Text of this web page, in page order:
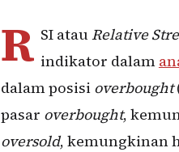
R SI atauRelative
indikator dalam
dalam posisi overbought
pasar overbought,
oversold, kemungkinan